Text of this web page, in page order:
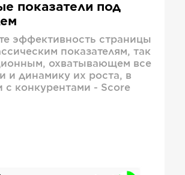
показатели под
эффективность страницы
показателям, так
охватывающем все
и динамику их роста, в
с конкурентами - Score